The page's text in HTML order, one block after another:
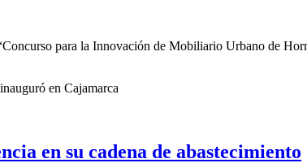
para la Innovación de Mobiliario Urbano de
en Cajamarca
en su cadena de abastecimiento